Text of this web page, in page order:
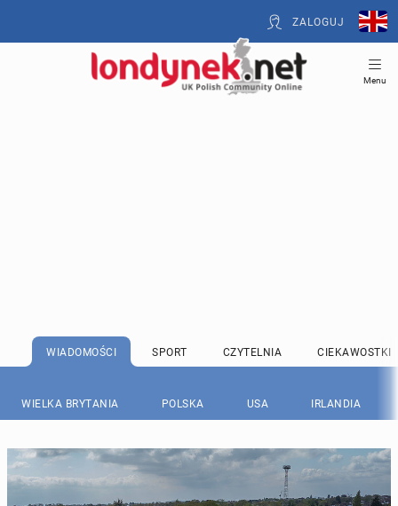
ZALOGUJ
Menu
WIADOMOŚCI SPORT CZYTELNIA CIEKAWOSTKI
WIELKA BRYTANIA POLSKA USA IRLANDIA